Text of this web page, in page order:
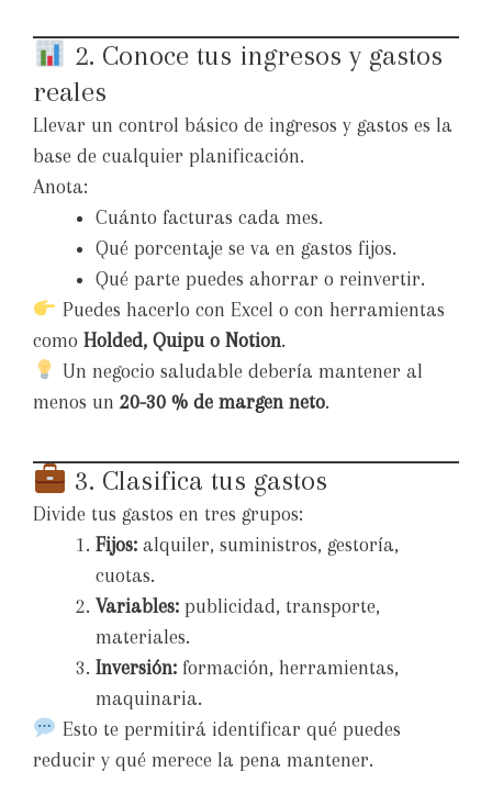
2. Conoce tus ingresos y gastos
reales
Llevar un control básico de ingresos y gastos es la
base de cualquier planificación.
Anota:
Cuánto facturas cada mes.
Qué porcentaje se va en gastos fijos.
Qué parte puedes ahorrar o reinvertir.
Puedes hacerlo con Excel o con herramientas
como Holded, Quipu o Notion.
Un negocio saludable debería mantener al
menos un 20-30 % de margen neto.
3. Clasifica tus gastos
Divide tus gastos en tres grupos:
Fijos: alquiler, suministros, gestoría,
cuotas.
Variables: publicidad, transporte,
materiales.
Inversión: formación, herramientas,
maquinaria.
Esto te permitirá identificar qué puedes
reducir y qué merece la pena mantener.